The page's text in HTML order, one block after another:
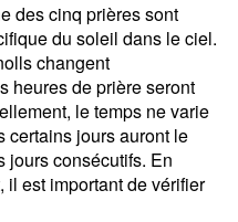
des cinq prières sont
du soleil dans le ciel.
changent
heures de prière seront
le temps ne varie
certains jours auront le
jours consécutifs. En
il est important de vérifier